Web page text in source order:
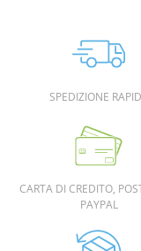
SPEDIZIONE
CARTA DI CREDITO,
PAYPAL